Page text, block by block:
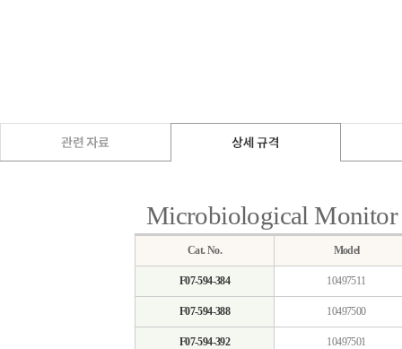
Microbiological Monitor
Cat. No. Model
F07-594-384 10497511
F07-594-388 10497500
F07-594-392 10497501